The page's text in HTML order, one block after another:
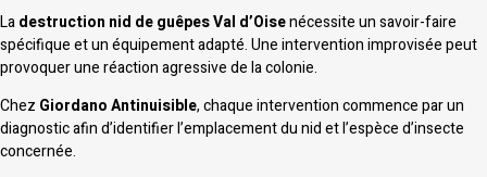
Ladestruction nid de guêpes Val d’Oisenécessite un savoir-faire
spécifique et un équipement adapté. Une intervention improvisée peut
provoquer une réaction agressive de la colonie.
Chez Giordano Antinuisible, chaque intervention commence par un
diagnostic afin d’identifier l’emplacement du nid et l’espèce d’insecte
concernée.